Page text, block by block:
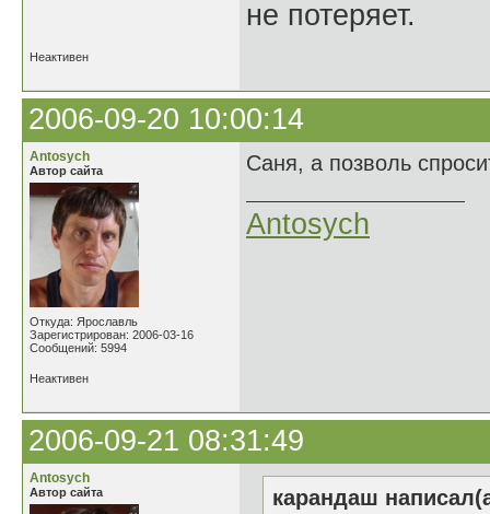
не потеряет.
Неактивен
2006-09-20 10:00:14
Antosych
Автор сайта
Откуда: Ярославль
Зарегистрирован: 2006-03-16
Сообщений: 5994
Саня, а позволь
Antosych
Неактивен
2006-09-21 08:31:49
Antosych
Автор сайта
карандаш